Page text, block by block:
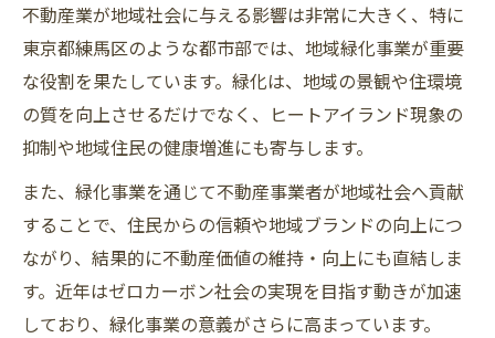
地域緑化事業を成功させる申請手続きの流
れ
緑化義務を満たす不動産緑化の実践ノウハ
ウ
まちづくり条例と不動産緑化事業の連携方
法
ゼロカーボン時代の不動産と緑化義務を考える
ゼロカーボンと不動産地域貢献の最新動向
緑化事業がもたらすCO2削減効果の実際
不動産業が地域社会に与える影響は非常に大きく、特に
東京都練馬区のような都市部では、地域緑化事業が重要
な役割を果たしています。緑化は、地域の景観や住環境
の質を向上させるだけでなく、ヒートアイランド現象の
抑制や地域住民の健康増進にも寄与します。
また、緑化事業を通じて不動産事業者が地域社会へ貢献
することで、住民からの信頼や地域ブランドの向上につ
ながり、結果的に不動産価値の維持・向上にも直結しま
す。近年はゼロカーボン社会の実現を目指す動きが加速
しており、緑化事業の意義がさらに高まっています。